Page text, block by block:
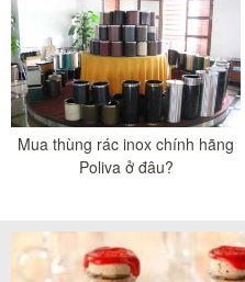
Mua thùng rác inox chính hãng
Poliva ở đâu?